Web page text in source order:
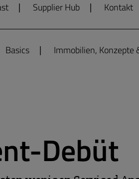
Supplier Hub Kontakt
Basics Immobilien, Konzepte
Debüt